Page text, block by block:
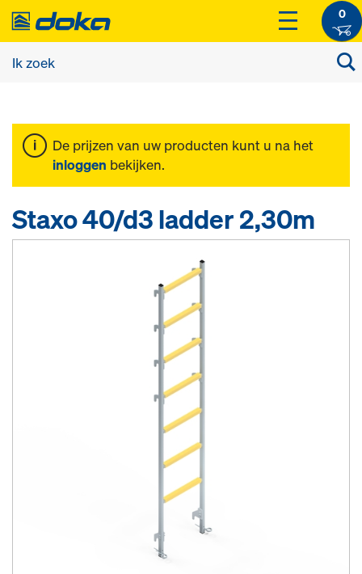
0
De prijzen van uw producten kunt u na het
inloggen bekijken.
Staxo 40/d3 ladder 2,30m